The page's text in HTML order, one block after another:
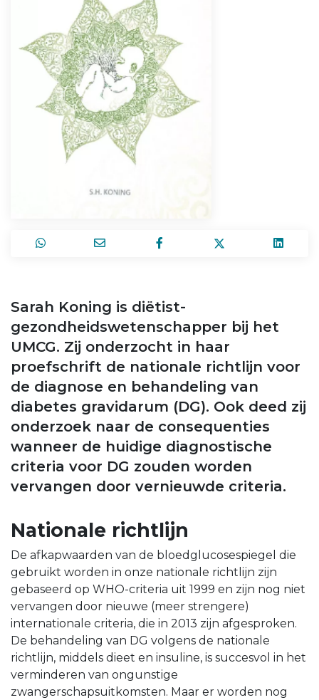
Sarah Koning is diëtist-
gezondheidswetenschapper bij het
UMCG. Zij onderzocht in haar
proefschrift de nationale richtlijn voor
de diagnose en behandeling van
diabetes gravidarum (DG). Ook deed zij
onderzoek naar de consequenties
wanneer de huidige diagnostische
criteria voor DG zouden worden
vervangen door vernieuwde criteria.
Nationale richtlijn
De afkapwaarden van de bloedglucosespiegel die
gebruikt worden in onze nationale richtlijn zijn
gebaseerd op WHO-criteria uit 1999 en zijn nog niet
vervangen door nieuwe (meer strengere)
internationale criteria, die in 2013 zijn afgesproken.
De behandeling van DG volgens de nationale
richtlijn, middels dieet en insuline, is succesvol in het
verminderen van ongunstige
zwangerschapsuitkomsten. Maar er worden nog